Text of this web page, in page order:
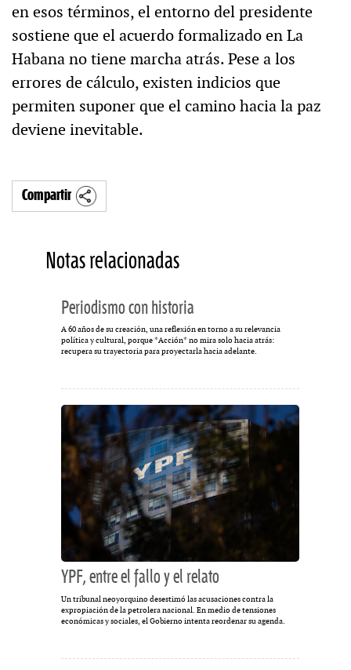
en esos términos, el entorno del presidente
sostiene que el acuerdo formalizado en La
Habana no tiene marcha atrás. Pese a los
errores de cálculo, existen indicios que
permiten suponer que el camino hacia la paz
deviene inevitable.
Compartir
Notas relacionadas
Periodismo con historia
A 60 años de su creación, una reflexión en torno a su relevancia
política y cultural, porque *Acción* no mira solo hacia atrás:
recupera su trayectoria para proyectarla hacia adelante.
YPF, entre el fallo y el relato
Un tribunal neoyorquino desestimó las acusaciones contra la
expropiación de la petrolera nacional. En medio de tensiones
económicas y sociales, el Gobierno intenta reordenar su agenda.